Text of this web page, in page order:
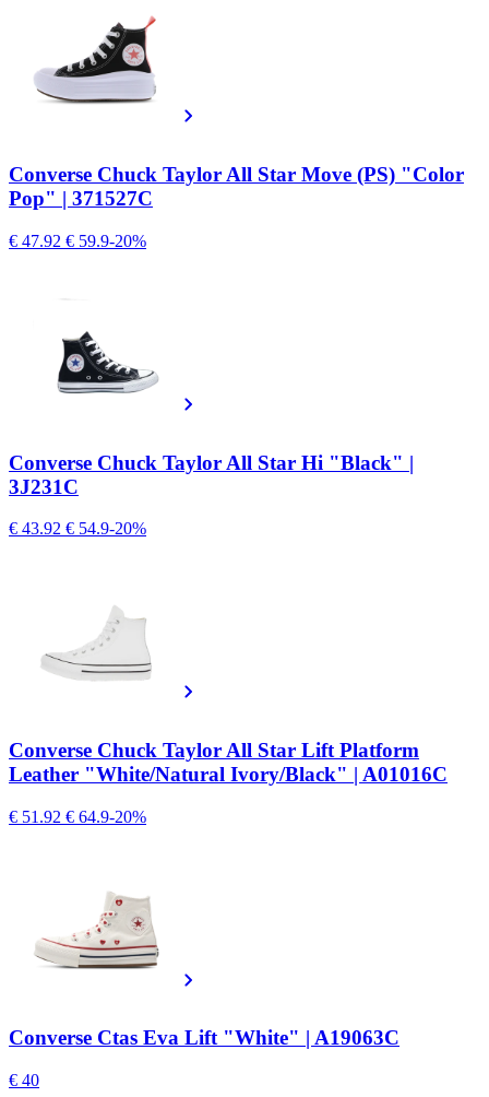
Converse Chuck Taylor All Star Move (PS) "Color
Pop" | 371527C
€ 47.92 € 59.9-20%
Converse Chuck Taylor All Star Hi "Black" |
3J231C
€ 43.92 € 54.9-20%
Converse Chuck Taylor All Star Lift Platform
Leather "White/Natural Ivory/Black" | A01016C
€ 51.92 € 64.9-20%
Converse Ctas Eva Lift "White" | A19063C
€ 40